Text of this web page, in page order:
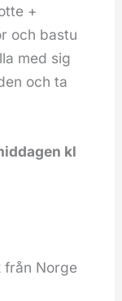
+
och bastu
med sig
och ta
kl
från Norge